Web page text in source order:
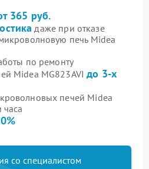
365 руб.
даже при отказе
печь Midea
по ремонту
Midea MG823AVIдо 3-х
печей Midea
часа
со специалистом